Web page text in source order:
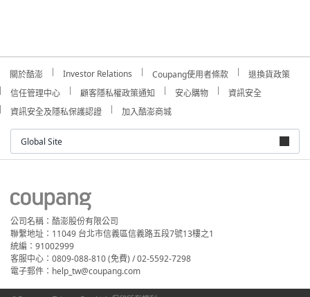
關於酷澎 Investor Relations Coupang使用者條款
退換貨政策
信任管理中心
顧客隱私權政策通知 安心購物
資訊安全
資訊安全及隱私保護認證
加入酷澎商城
Global Site
公司名稱：酷澎股份有限公司
聯繫地址：11049 台北市信義區信義路五段7號13樓之1
統編：91002999
客服中心：0809-088-810 (免費) / 02-5592-7298
電子郵件：help_tw@coupang.com